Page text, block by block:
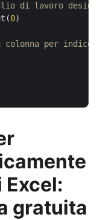
di lavoro
0)
colonna per indice
Excel:
gratuita